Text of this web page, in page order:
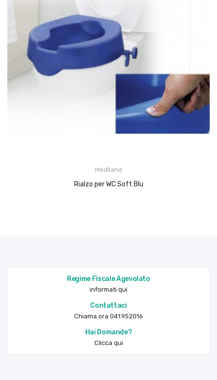
Mediland
Rialzo per WC Soft Blu
Regime Fiscale Agevolato
informati qui
Contattaci
Chiama ora 041.952016
Hai Domande?
Clicca qui